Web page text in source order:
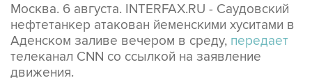
Москва. 6 августа. INTERFAX.RU - Саудовский
нефтетанкер атакован йеменскими хуситами в
Аденском заливе вечером в среду, передает
телеканал CNN со ссылкой на заявление
движения.